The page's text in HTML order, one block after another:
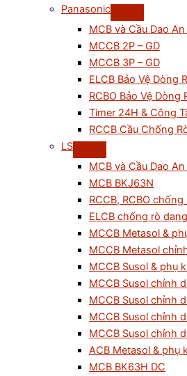
Panasonic
MCB và Cầu Dao An
MCCB 2P – GD
MCCB 3P – GD
ELCB Bảo Vệ Dòng
RCBO Bảo Vệ Dòng
Timer 24H & Công
RCCB Cầu Chống
LS
MCB và Cầu Dao An
MCB BKJ63N
RCCB, RCBO
ELCB chống rò
MCCB Metasol &
MCCB Metasol
MCCB Susol & phụ
MCCB Susol chỉnh
MCCB Susol chỉnh
MCCB Susol chỉnh
MCCB Susol chỉnh
ACB Metasol & phụ
MCB BK63H DC